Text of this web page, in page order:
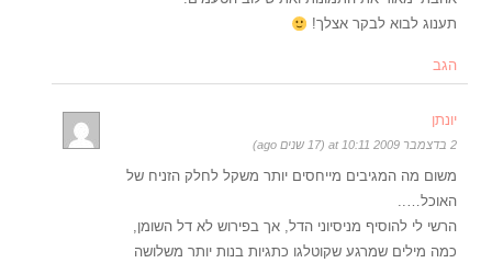
תענוג לבוא לבקר אצלך!
הגב
יונתן
2 בדצמבר 2009 at 10:11 (17 שנים ago)
משום מה המגיבים מייחסים יותר משקל לחלק הזניח של
האוכל…..
הרשי לי להוסיף מניסיוני הדל, אך בפירוש לא דל השומן,
כמה מילים שמרגע שקוטלגו כתגיות בנות יותר משלושה